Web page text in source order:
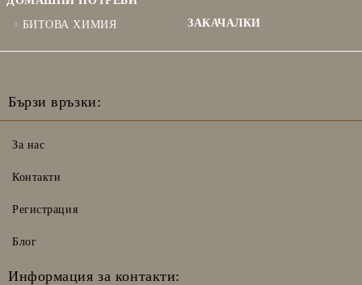
БИТОВА ХИМИЯ
ЗАКАЧАЛКИ
Бързи връзки:
За нас
Контакти
Регистрация
Блог
Информация за контакти: